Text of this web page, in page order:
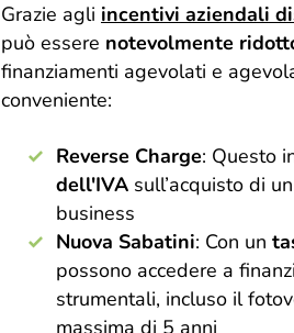
Grazie agli incentivi aziendali
può essere notevolmente
finanziamenti agevolati e
conveniente:
Reverse Charge: Questo
dell'IVA sull’acquisto di
business​
Nuova Sabatini: Con un
possono accedere a
strumentali, incluso il